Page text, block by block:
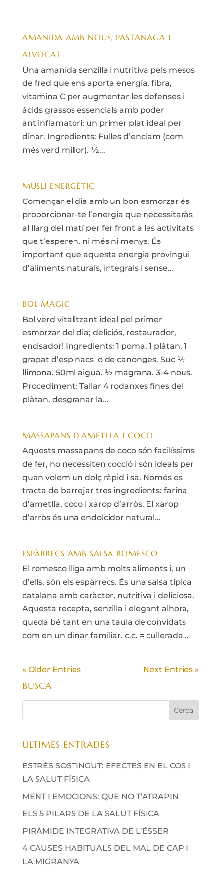
AMANIDA AMB NOUS, PASTANAGA I
ALVOCAT
Una amanida senzilla i nutritiva pels mesos
de fred que ens aporta energia, fibra,
vitamina C per augmentar les defenses i
àcids grassos essencials amb poder
antiinflamatori: un primer plat ideal per
dinar. Ingredients: Fulles d’enciam (com
més verd millor). ½...
MUSLI ENERGÈTIC
Començar el dia amb un bon esmorzar és
proporcionar-te l’energia que necessitaràs
al llarg del matí per fer front a les activitats
que t’esperen, ni més ni menys. És
important que aquesta energia provingui
d’aliments naturals, integrals i sense...
BOL MÀGIC
Bol verd vitalitzant ideal pel primer
esmorzar del dia; deliciós, restaurador,
encisador! Ingredients: 1 poma. 1 plàtan. 1
grapat d’espinacs o de canonges. Suc ½
llimona. 50ml aigua. ½ magrana. 3-4 nous.
Procediment: Tallar 4 rodanxes fines del
plàtan, desgranar la...
MASSAPANS D’AMETLLA I COCO
Aquests massapans de coco són facilíssims
de fer, no necessiten cocció i són ideals per
quan volem un dolç ràpid i sa. Només es
tracta de barrejar tres ingredients: farina
d’ametlla, coco i xarop d’arròs. El xarop
d’arròs és una endolcidor natural...
ESPÀRRECS AMB SALSA ROMESCO
El romesco lliga amb molts aliments i, un
d’ells, són els espàrrecs. És una salsa típica
catalana amb caràcter, nutritiva i deliciosa.
Aquesta recepta, senzilla i elegant alhora,
queda bé tant en una taula de convidats
com en un dinar familiar. c.c. = cullerada...
« Older Entries Next Entries »
BUSCA
ÚLTIMES ENTRADES
ESTRÈS SOSTINGUT: EFECTES EN EL COS I
LA SALUT FÍSICA
MENT I EMOCIONS: QUE NO T’ATRAPIN
ELS 5 PILARS DE LA SALUT FÍSICA
PIRÀMIDE INTEGRATIVA DE L’ÉSSER
4 CAUSES HABITUALS DEL MAL DE CAP I
LA MIGRANYA